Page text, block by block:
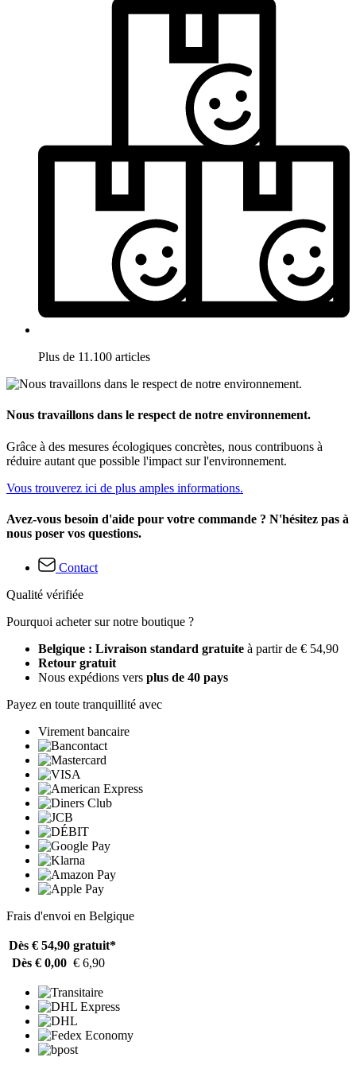
Plus de 11.100 articles
Nous travaillons dans le respect de notre environnement.
Grâce à des mesures écologiques concrètes, nous contribuons à
réduire autant que possible l'impact sur l'environnement.
Vous trouverez ici de plus amples informations.
Avez-vous besoin d'aide pour votre commande ? N'hésitez pas à
nous poser vos questions.
Contact
Qualité vérifiée
Pourquoi acheter sur notre boutique ?
Belgique : Livraison standard gratuite à partir de € 54,90
Retour gratuit
Nous expédions vers plus de 40 pays
Payez en toute tranquillité avec
Virement bancaire
Frais d'envoi en Belgique
Dès € 54,90 gratuit*
Dès € 0,00 € 6,90